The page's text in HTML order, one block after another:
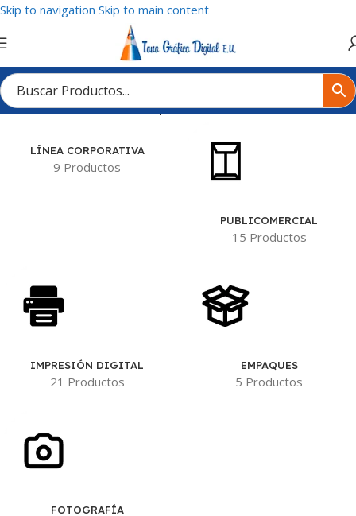
Skip to navigation Skip to main content
Inicio/Tienda/Productos etiquetados “Backlit”
LÍNEA CORPORATIVA
9 Productos
PUBLICOMERCIAL
15 Productos
IMPRESIÓN DIGITAL
21 Productos
EMPAQUES
5 Productos
FOTOGRAFÍA